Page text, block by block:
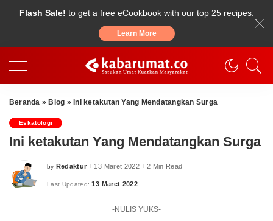
Flash Sale! to get a free eCookbook with our top 25 recipes.
Learn More
Beranda » Blog » Ini ketakutan Yang Mendatangkan Surga
Eskatologi
Ini ketakutan Yang Mendatangkan Surga
Posted
by Redaktur 13 Maret 2022 2 Min Read
Last Updated: 13 Maret 2022
-NULIS YUKS-